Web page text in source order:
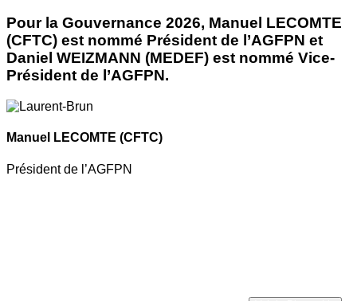
Pour la Gouvernance 2026, Manuel LECOMTE
(CFTC) est nommé Président de l’AGFPN et
Daniel WEIZMANN (MEDEF) est nommé Vice-
Président de l’AGFPN.
Manuel LECOMTE (CFTC)
Président de l’AGFPN